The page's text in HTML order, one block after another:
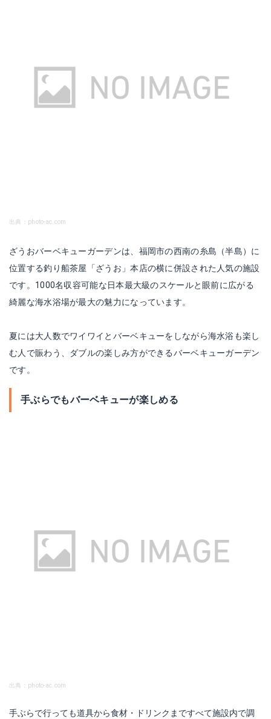
出典：photo-ac.com
ざうおバーベキューガーデンは、福岡市の西南の糸島（半島）に
位置する釣り船茶屋「ざうお」本店の横に併設された人気の施設
です。1000名収容可能な日本最大級のスケールと眼前に広がる
綺麗な海水浴場が最大の魅力になっています。
夏には大人数でワイワイとバーベキューをしながら海水浴も楽し
む人で賑わう、ダブルの楽しみ方ができるバーベキューガーデン
です。
手ぶらでもバーベキューが楽しめる
出典：photo-ac.com
手ぶらで行っても道具から食材・ドリンクまですべて施設内で調